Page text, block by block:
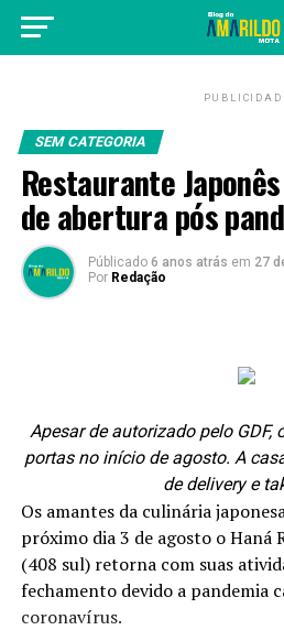
SEM CATEGORIA
Restaurante
de abertura pós
Públicado 6 anos atrás em 27
Por Redação
Apesar de autorizado pelo GDF,
portas no início de agosto. A
de delivery e
Os amantes da culinária
próximo dia 3 de agosto o Haná
(408 sul) retorna com suas
fechamento devido a pandemia
coronavírus.